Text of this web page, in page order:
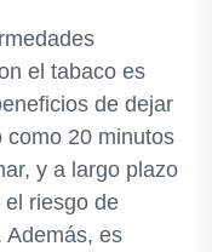
el tabaco es
de dejar
como 20 minutos
y a largo plazo
riesgo de
Además, es